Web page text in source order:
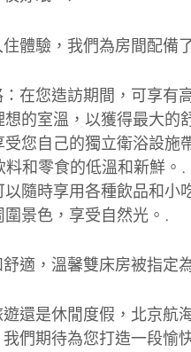
體驗，我們為房間配備
在您造訪期間，可享有
的室溫，以獲得最大的
您自己的獨立衛浴設施
和零食的低溫和新鮮。.
隨時享用各種飲品和小
景色，享受自然光。.
適，溫馨雙床房被指定
還是休閒度假，北京航
們期待為您打造一段愉